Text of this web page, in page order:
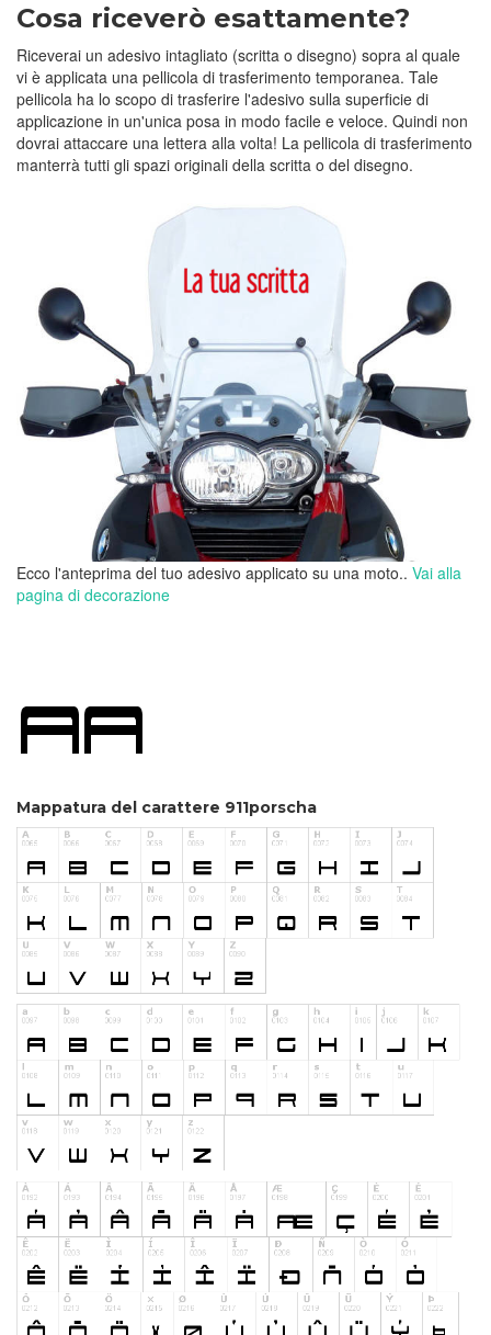
Cosa riceverò esattamente?
Riceverai un adesivo intagliato (scritta o disegno) sopra al quale
vi è applicata una pellicola di trasferimento temporanea. Tale
pellicola ha lo scopo di trasferire l'adesivo sulla superficie di
applicazione in un'unica posa in modo facile e veloce. Quindi non
dovrai attaccare una lettera alla volta! La pellicola di trasferimento
manterrà tutti gli spazi originali della scritta o del disegno.
Ecco l'anteprima del tuo adesivo applicato su una moto.. Vai alla
pagina di decorazione
Mappatura del carattere 911porscha